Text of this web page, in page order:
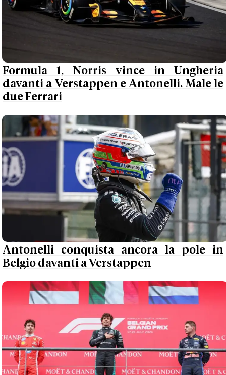
Formula 1, Norris vince in Ungheria
davanti a Verstappen e Antonelli. Male le
due Ferrari
Antonelli conquista ancora la pole in
Belgio davanti a Verstappen